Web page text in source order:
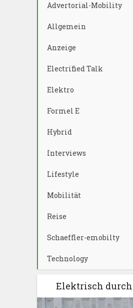
Advertorial-Mobility
Allgemein
Anzeige
Electrified Talk
Elektro
Formel E
Hybrid
Interviews
Lifestyle
Mobilität
Reise
Schaeffler-emobilty
Technology
Elektrisch